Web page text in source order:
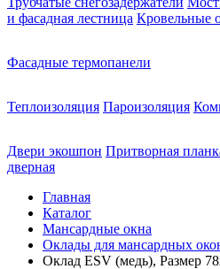
и фасадная лестница Кровельные
Фасадные термопанели
Теплоизоляция Пароизоляция
Двери экошпон Притворная
дверная
Главная
Каталог
Мансардные окна
Оклады для мансардных
Оклад ESV (медь), Размер